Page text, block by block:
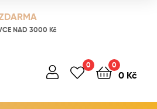
NAD 3000 Kč
0 0
0 Kč